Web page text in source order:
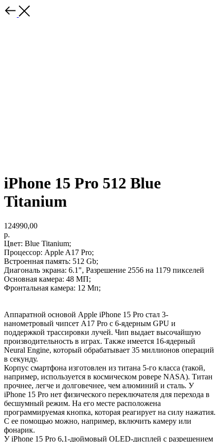
iPhone 15 Pro 512 Blue
Titanium
124990,00
р.
Цвет: Blue Titanium;
Процессор: Apple A17 Pro;
Встроенная память: 512 Gb;
Диагональ экрана: 6.1", Разрешение 2556 на 1179 пикселей
Основная камера: 48 МП;
Фронтальная камера: 12 Мп;
Аппаратной основой Apple iPhone 15 Pro стал 3-
нанометровый чипсет A17 Pro с 6-ядерным GPU и
поддержкой трассировки лучей. Чип выдает высочайшую
производительность в играх. Также имеется 16-ядерный
Neural Engine, который обрабатывает 35 миллионов операций
в секунду.
Корпус смартфона изготовлен из титана 5-го класса (такой,
например, используется в космическом ровере NASA). Титан
прочнее, легче и долговечнее, чем алюминий и сталь. У
iPhone 15 Pro нет физического переключателя для перехода в
бесшумный режим. На его месте расположена
программируемая кнопка, которая реагирует на силу нажатия.
С ее помощью можно, например, включить камеру или
фонарик.
У iPhone 15 Pro 6,1-дюймовый OLED-дисплей с разрешением